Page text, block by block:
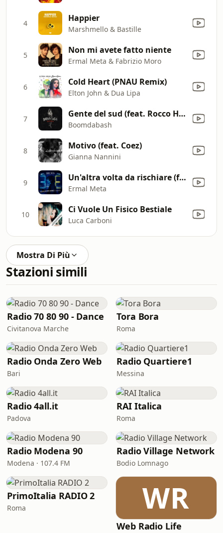
4 Happier
Marshmello & Bastille
5 Non mi avete fatto niente
Ermal Meta & Fabrizio Moro
6 Cold Heart (PNAU Remix)
Elton John & Dua Lipa
7 Gente del sud (feat. Rocco Hunt)
Boomdabash
8 Motivo (feat. Coez)
Gianna Nannini
9 Un'altra volta da rischiare (feat. J-Ax)
Ermal Meta
10 Ci Vuole Un Fisico Bestiale
Luca Carboni
Mostra Di Più
Stazioni simili
Radio 70 80 90 - Dance
Civitanova Marche
Tora Bora
Roma
Radio Onda Zero Web
Bari
Radio Quartiere1
Messina
Radio 4all.it
Padova
RAI Italica
Roma
Radio Modena 90
Modena · 107.4 FM
Radio Village Network
Bodio Lomnago
PrimoItalia RADIO 2
Roma WR
Web Radio Life